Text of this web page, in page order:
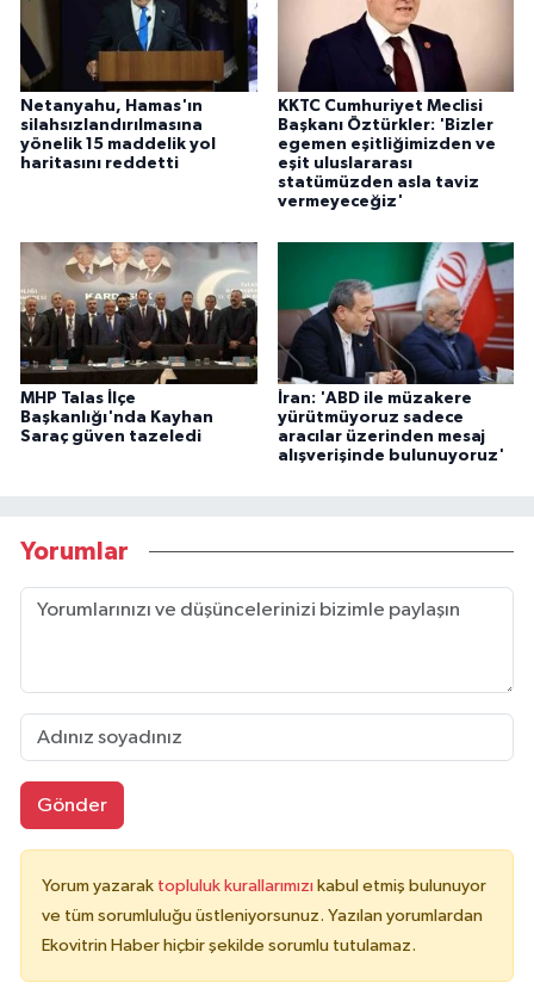
Netanyahu, Hamas'ın
silahsızlandırılmasına
yönelik 15 maddelik yol
haritasını reddetti
KKTC Cumhuriyet Meclisi
Başkanı Öztürkler: 'Bizler
egemen eşitliğimizden ve
eşit uluslararası
statümüzden asla taviz
vermeyeceğiz'
MHP Talas İlçe
Başkanlığı'nda Kayhan
Saraç güven tazeledi
İran: 'ABD ile müzakere
yürütmüyoruz sadece
aracılar üzerinden mesaj
alışverişinde bulunuyoruz'
Yorumlar
Gönder
Yorum yazarak topluluk kurallarımızı kabul etmiş bulunuyor
ve tüm sorumluluğu üstleniyorsunuz. Yazılan yorumlardan
Ekovitrin Haber hiçbir şekilde sorumlu tutulamaz.